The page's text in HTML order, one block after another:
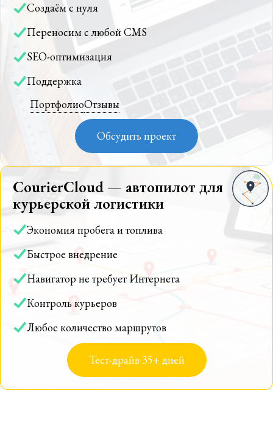
Создаём с нуля
Переносим с любой CMS
SEO-оптимизация
Поддержка
ПортфолиоОтзывы
Обсудить проект
CourierCloud — автопилот для
курьерской логистики
Экономия пробега и топлива
Быстрое внедрение
Навигатор не требует Интернета
Контроль курьеров
Любое количество маршрутов
Тест-драйв 35+ дней